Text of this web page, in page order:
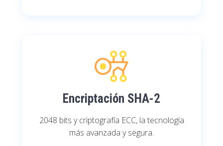
Encriptación SHA-2
2048 bits y criptografía ECC, la tecnología
más avanzada y segura.